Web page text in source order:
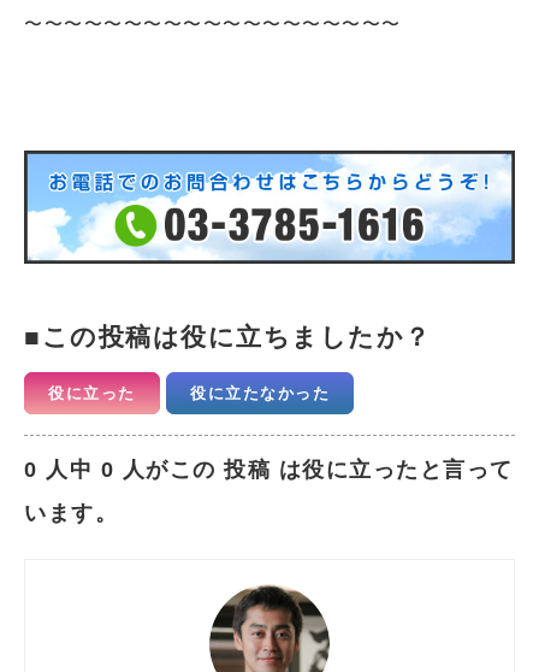
〜〜〜〜〜〜〜〜〜〜〜〜〜〜〜〜〜〜〜
この投稿は役に立ちましたか？
役に立った 役に立たなかった
0 人中 0 人がこの 投稿 は役に立ったと言って
います。